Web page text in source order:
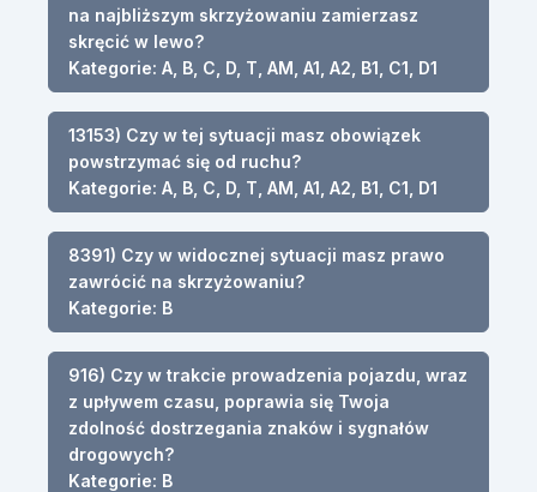
na najbliższym skrzyżowaniu zamierzasz
skręcić w lewo?
Kategorie: A, B, C, D, T, AM, A1, A2, B1, C1, D1
13153) Czy w tej sytuacji masz obowiązek
powstrzymać się od ruchu?
Kategorie: A, B, C, D, T, AM, A1, A2, B1, C1, D1
8391) Czy w widocznej sytuacji masz prawo
zawrócić na skrzyżowaniu?
Kategorie: B
916) Czy w trakcie prowadzenia pojazdu, wraz
z upływem czasu, poprawia się Twoja
zdolność dostrzegania znaków i sygnałów
drogowych?
Kategorie: B